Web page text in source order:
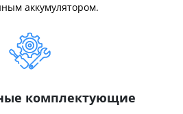
аккумулятором.
комплектующие